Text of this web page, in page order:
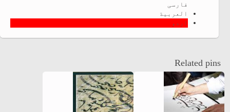
فارسی
العربية
اردو
Related pins